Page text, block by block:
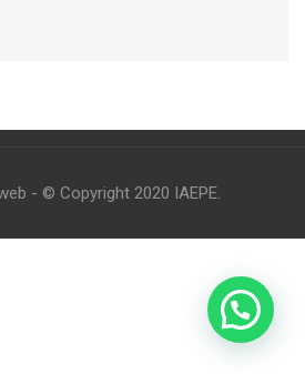
- © Copyright 2020 IAEPE.